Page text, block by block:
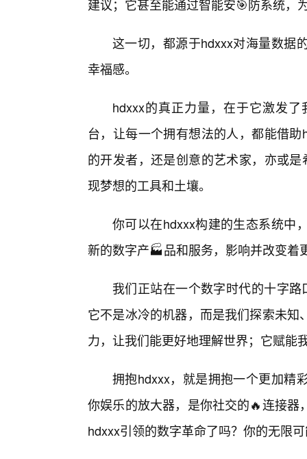
建议；它甚至能通过智能安🎯防系统，
这一切，都源于hdxxx对海量数据
幸福感。
hdxxx的真正力量，在于它激发
台，让每一个拥有想法的人，都能借
的开发者，还是创意的艺术家，亦或
现梦想的工具和土壤。
你可以在hdxxx构建的生态系统中
新的数字产🏭品和服务，影响并改变着
我们正站在一个数字时代的十字
它不是冰冷的机器，而是我们探索未
力，让我们能更好地理解世界；它赋能
拥抱hdxxx，就是拥抱一个更加精
你娱乐的放大器，是你社交的🔥连接
hdxxx引领的数字革命了吗？你的无限